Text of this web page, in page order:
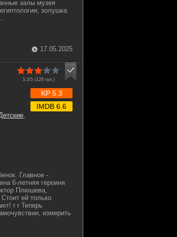
залы музея
золушка
17.05.2025
3.2/5 (129гол.)
KP 5.3
IMDB 6.6
Главное -
6-летняя героиня
Плюшева,
ей только
r r Теперь
измерить